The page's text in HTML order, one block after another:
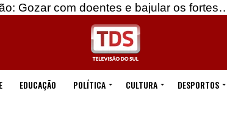
doentes e bajular os fortes… Beja:
EDUCAÇÃO POLÍTICA CULTURA DESPORTOS